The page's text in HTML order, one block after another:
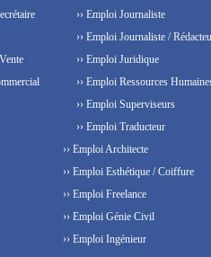
›› Emploi Journaliste
›› Emploi Journaliste /
›› Emploi Juridique
›› Emploi Ressources
›› Emploi Superviseurs
›› Emploi Traducteur
›› Emploi Architecte
›› Emploi Esthétique / Coiffure
›› Emploi Freelance
›› Emploi Génie Civil
›› Emploi Ingénieur